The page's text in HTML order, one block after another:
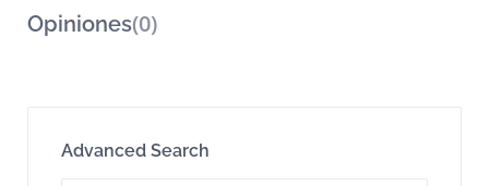
Opiniones(0)
Advanced Search